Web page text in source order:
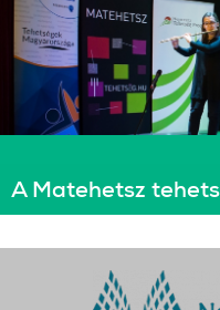
A Matehetsz